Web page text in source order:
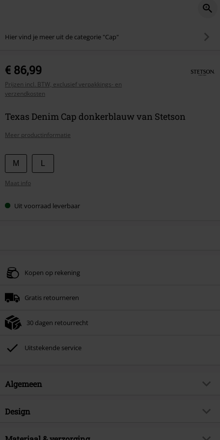
Hier vind je meer uit de categorie "Cap"
€ 86,99
Prijzen incl. BTW, exclusief verpakkings- en
verzendkosten
Texas Denim Cap donkerblauw van Stetson
Meer productinformatie
Kies
je
maat
M
Maat info
Uit voorraad leverbaar
Kopen op rekening
Gratis retourneren
30 dagen retourrecht
Uitstekende service
Algemeen
Artikelnr.
Brand
Design
Producttype